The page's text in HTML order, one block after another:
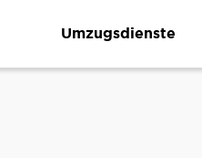
Umzugsdienste